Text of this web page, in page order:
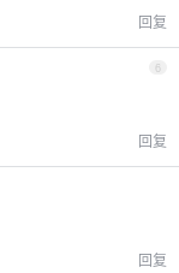
回复
回复
回复